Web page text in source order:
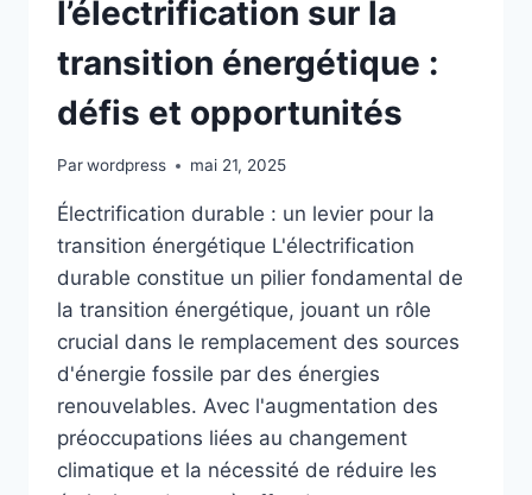
DURABLE
l’électrification sur la
transition énergétique :
défis et opportunités
Parwordpress mai 21, 2025
Électrification durable : un levier pour la
transition énergétique L'électrification
durable constitue un pilier fondamental de
la transition énergétique, jouant un rôle
crucial dans le remplacement des sources
d'énergie fossile par des énergies
renouvelables. Avec l'augmentation des
préoccupations liées au changement
climatique et la nécessité de réduire les